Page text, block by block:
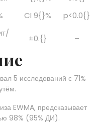
CI 9{}% p<0.0{}
±0.{} –
5 исследований с 71%
EWMA, предсказывает
98% (95% ДИ).